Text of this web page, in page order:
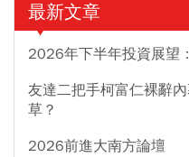
最新文章
2026年下半年投資展望
友達二把手柯富仁裸辭
草？
2026前進大南方論壇